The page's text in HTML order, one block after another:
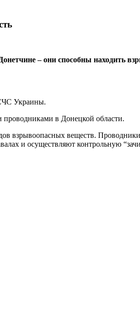
– они способны находить
Украины.
проводниками в Донецкой области.
взрывоопасных веществ.
и осуществляют контрольную